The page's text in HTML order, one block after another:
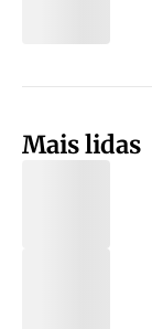
Mais lidas